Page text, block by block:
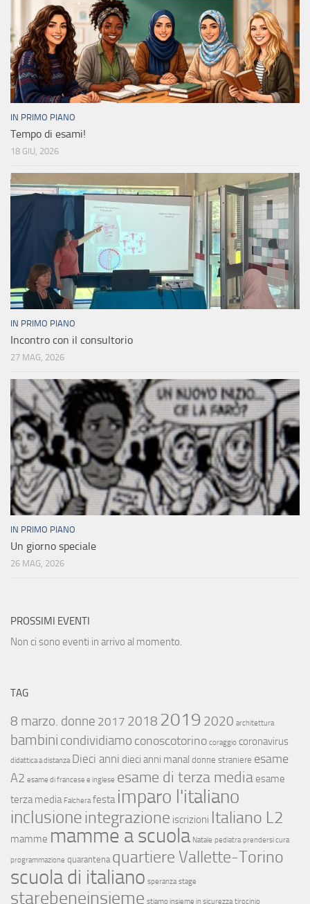
IN PRIMO PIANO
Tempo di esami!
18 GIU, 2026
IN PRIMO PIANO
Incontro con il consultorio
27 MAG, 2026
IN PRIMO PIANO
Un giorno speciale
26 MAG, 2026
PROSSIMI EVENTI
Non ci sono eventi in arrivo al momento.
TAG
8 marzo. donne 2017 2018 2019 2020 architettura
bambini condividiamo conoscotorino coraggio coronavirus
didattica a distanza Dieci anni dieci anni manal donne straniere esame
A2 esame di francese e inglese esame di terza media esame
terza media Falchera festa imparo l'italiano
inclusione integrazione iscrizioni Italiano L2
mamme mamme a scuola Natale pediatra prendersi cura
programmazione quarantena quartiere Vallette-Torino
scuola di italiano speranza stage
starebeneinsieme stiamo insieme in sicurezza tirocinio